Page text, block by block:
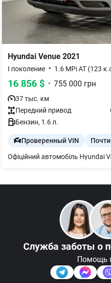
Hyundai Venue 2021
I поколение • 1.6 MPi AT (123
16 856 $ • 755 000 грн
37 тыс. км
Передний привод
Бензин, 1.6 л.
Проверенный VIN
Служба заботы о
Помощь